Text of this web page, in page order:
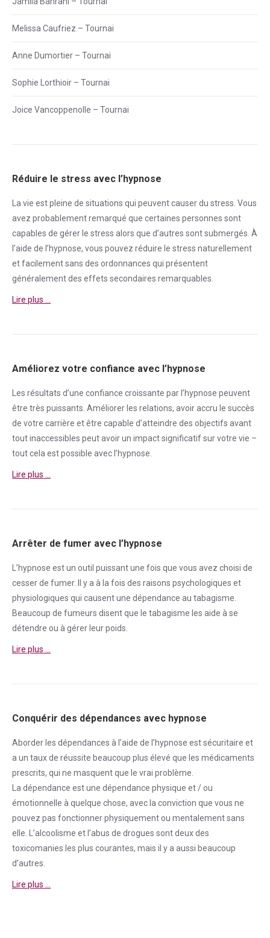
Melissa Caufriez – Tournai
Anne Dumortier – Tournai
Sophie Lorthioir – Tournai
Joice Vancoppenolle – Tournai
Réduire le stress avec l’hypnose
La vie est pleine de situations qui peuvent causer du stress . Vous
avez probablement remarqué que certaines personnes sont
capables de gérer le stress alors que d’autres sont submergés. À
l’aide de l’hypnose, vous pouvez réduire le stress naturellement
et facilement sans des ordonnances qui présentent
généralement des effets secondaires remarquables.
Lire plus …
Améliorez votre confiance avec l’hypnose
Les résultats d’une confiance croissante par l’hypnose peuvent
être très puissants. Améliorer les relations, avoir accru le succès
de votre carrière et être capable d’atteindre des objectifs avant
tout inaccessibles peut avoir un impact significatif sur votre vie –
tout cela est possible avec l’hypnose.
Lire plus …
Arrêter de fumer avec l’hypnose
L’hypnose est un outil puissant une fois que vous avez choisi de
cesser de fumer. Il y a à la fois des raisons psychologiques et
physiologiques qui causent une dépendance au tabagisme.
Beaucoup de fumeurs disent que le tabagisme les aide à se
détendre ou à gérer leur poids.
Lire plus …
Conquérir des dépendances avec hypnose
Aborder les dépendances à l’aide de l’hypnose est sécuritaire et
a un taux de réussite beaucoup plus élevé que les médicaments
prescrits, qui ne masquent que le vrai problème.
La dépendance est une dépendance physique et / ou
émotionnelle à quelque chose, avec la conviction que vous ne
pouvez pas fonctionner physiquement ou mentalement sans
elle. L’alcoolisme et l’abus de drogues sont deux des
toxicomanies les plus courantes, mais il y a aussi beaucoup
d’autres.
Lire plus …